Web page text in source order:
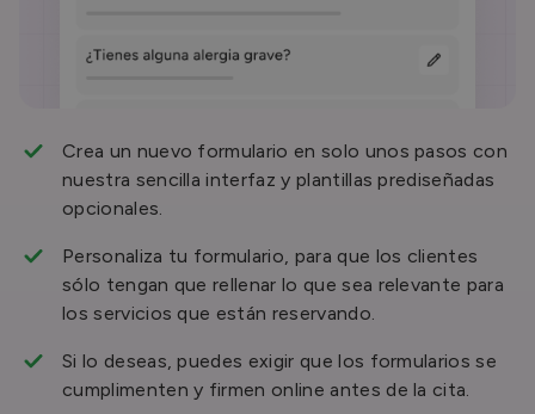
Crea un nuevo formulario en solo unos pasos con
nuestra sencilla interfaz y plantillas prediseñadas
opcionales.
Personaliza tu formulario, para que los clientes
sólo tengan que rellenar lo que sea relevante para
los servicios que están reservando.
Si lo deseas, puedes exigir que los formularios se
cumplimenten y firmen online antes de la cita.